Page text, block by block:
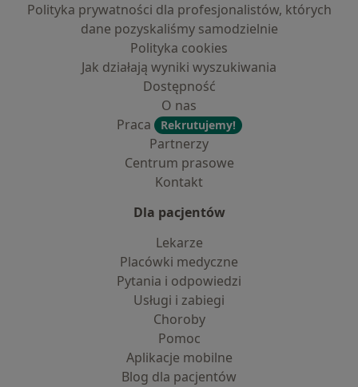
Polityka prywatności dla profesjonalistów, których
dane pozyskaliśmy samodzielnie
Polityka cookies
Jak działają wyniki wyszukiwania
Dostępność
O nas
Praca
Rekrutujemy!
Partnerzy
Centrum prasowe
Kontakt
Dla pacjentów
Lekarze
Placówki medyczne
Pytania i odpowiedzi
Usługi i zabiegi
Choroby
Pomoc
Aplikacje mobilne
Blog dla pacjentów